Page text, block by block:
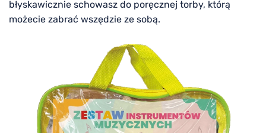
błyskawicznie schowasz do poręcznej torby, którą
możecie zabrać wszędzie ze sobą.